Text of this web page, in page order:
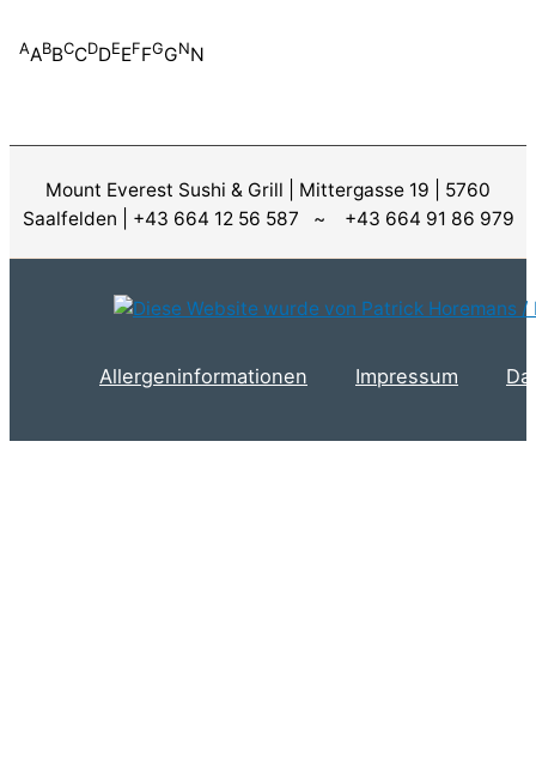
AABBCCDDEEFFGGNN
Mount Everest Sushi & Grill | Mittergasse 19 | 5760
Saalfelden | +43 664 12 56 587 ~ +43 664 91 86 979
Allergeninformationen Impressum